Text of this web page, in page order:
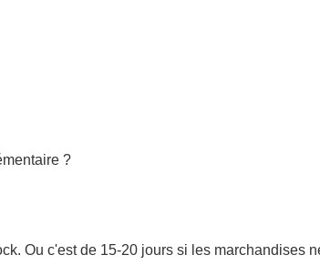
?
Ou c'est de 15-20 jours si les marchandises